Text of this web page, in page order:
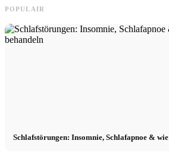
POPULAIR
Schlafstörungen: Insomnie, Schlafapnoe &